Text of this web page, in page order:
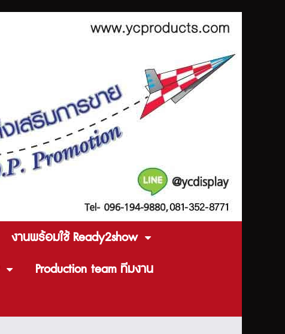
งานพร้อมใช้ Ready2show
Production team ทีมงาน